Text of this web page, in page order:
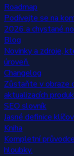
Roadmap
Podívejte se na
2026 a chystané
Blog
Novinky a zdroje,
úroveň.
Changelog
Zůstaňte v obraze
aktualizacích
SEO slovník
Jasné definice
Kniha
Kompletní
hloubky.